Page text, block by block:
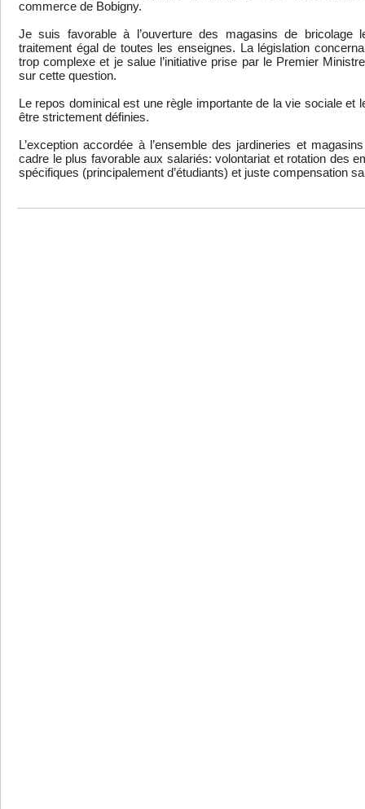
commerce de Bobigny.
Je suis favorable à l’ouverture des magasins de
traitement égal de toutes les enseignes. La législation
trop complexe et je salue l’initiative prise par le Premier
sur cette question.
Le repos dominical est une règle importante de la vie sociale et
être strictement définies.
L’exception accordée à l’ensemble des jardineries et
cadre le plus favorable aux salariés: volontariat et rotation des
spécifiques (principalement d’étudiants) et juste compensation